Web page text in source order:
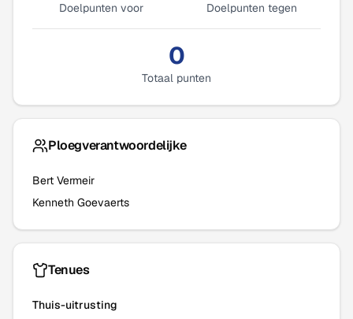
Doelpunten voor Doelpunten tegen
0
Totaal punten
Ploegverantwoordelijke
Bert Vermeir
Kenneth Goevaerts
Tenues
Thuis-uitrusting